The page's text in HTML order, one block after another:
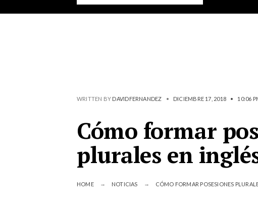
WRITTEN BY DAVIDFERNANDEZ • DICIEMBRE 17, 2018 • 10:06
Cómo formar
plurales en
HOME NOTICIAS CÓMO FORMAR POSESIONES